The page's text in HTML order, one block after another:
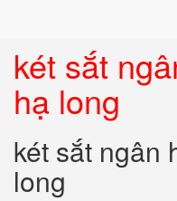
két sắt
hạ long
két sắt ngân
long